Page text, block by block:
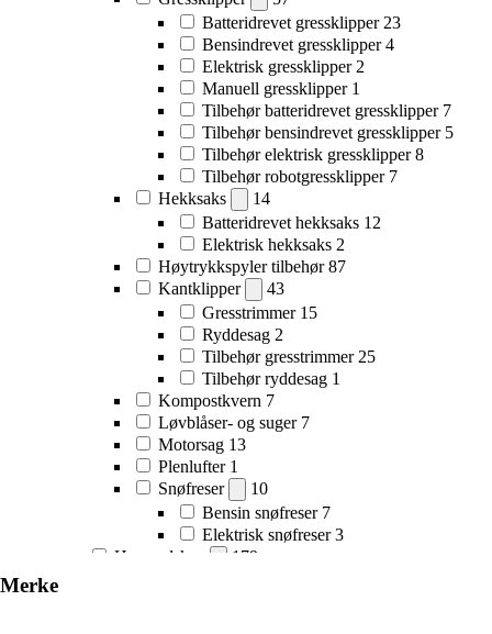
Batteridrevet gressklipper 23
Bensindrevet gressklipper 4
Elektrisk gressklipper 2
Manuell gressklipper 1
Tilbehør batteridrevet gressklipper 7
Tilbehør bensindrevet gressklipper 5
Tilbehør elektrisk gressklipper 8
Tilbehør robotgressklipper 7
Hekksaks
14
Batteridrevet hekksaks 12
Elektrisk hekksaks 2
Høytrykkspyler tilbehør 87
Kantklipper
43
Gresstrimmer 15
Ryddesag 2
Tilbehør gresstrimmer 25
Tilbehør ryddesag 1
Kompostkvern 7
Løvblåser- og suger 7
Motorsag 13
Plenlufter 1
Snøfreser
10
Bensin snøfreser 7
Elektrisk snøfreser 3
Hageredskap
179
Merke